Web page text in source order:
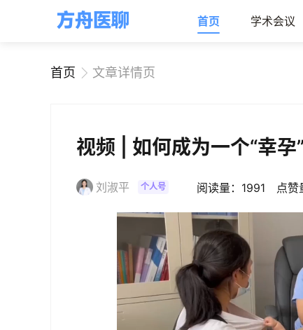
首页 学术会议
首页 文章详情页
视频 | 如何成为一个“幸
刘淑平 个人号 阅读量：1991 点赞